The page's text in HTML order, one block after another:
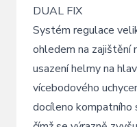
DUAL FIX
Systém regulace
ohledem na zajištění
usazení helmy na
vícebodového
docíleno kompatního